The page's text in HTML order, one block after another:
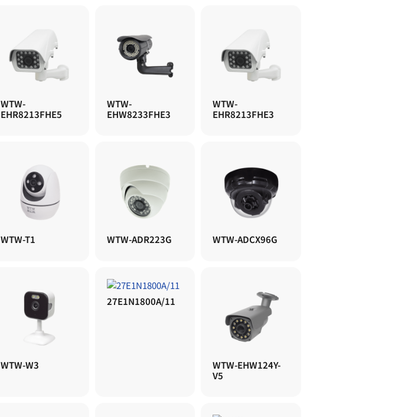
WTW-
EHR8213FHE5
WTW-
EHW8233FHE3
WTW-
EHR8213FHE3
WTW-T1 WTW-ADR223G WTW-ADCX96G
WTW-W3
27E1N1800A/11
WTW-EHW124Y-
V5